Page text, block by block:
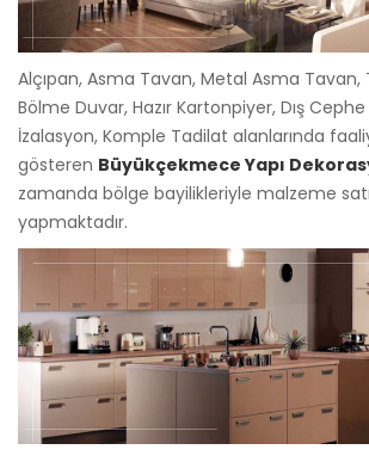
Alçıpan, Asma Tavan, Metal Asma
Bölme Duvar, Hazır Kartonpiyer, Dış
İzalasyon, Komple Tadilat alanlarında
gösteren Büyükçekmece Yapı
zamanda bölge bayilikleriyle malzeme
yapmaktadır.